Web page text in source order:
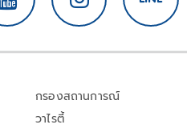
กรองสถานการณ์
วาไรตี้